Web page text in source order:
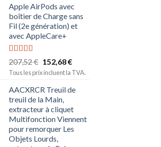
Apple AirPods avec
boîtier de Charge sans
Fil (2e génération) et
avec AppleCare+
Note5.00
sur 5
207,52€ 152,68€
Tous les prix incluent la TVA.
AACXRCR Treuil de
treuil de la Main,
extracteur à cliquet
Multifonction Viennent
pour remorquer Les
Objets Lourds,